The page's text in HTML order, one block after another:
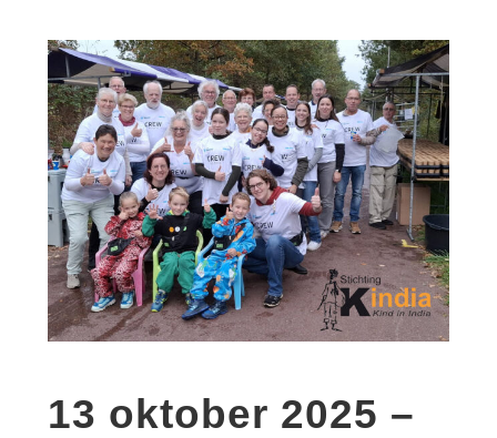
13 oktober 2025 –